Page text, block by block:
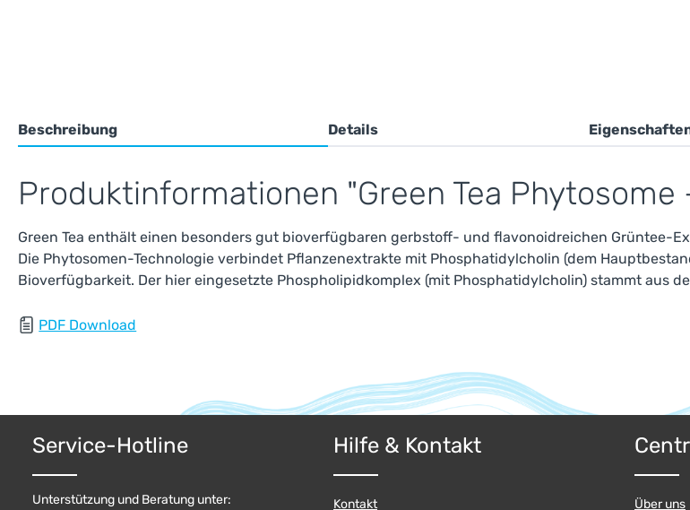
Beschreibung Details
Produktinformationen "Green Tea Phytosome
Green Tea enthält einen besonders gut bioverfügbaren gerbstoff- und flavonoidreichen Grüntee-
Die Phytosomen-Technologie verbindet Pflanzenextrakte mit Phosphatidylcholin (dem
Bioverfügbarkeit. Der hier eingesetzte Phospholipidkomplex (mit Phosphatidylcholin) stammt aus
PDF Download
Service-Hotline
Unterstützung und Beratung unter:
Hilfe & Kontakt
Kontakt
Über uns